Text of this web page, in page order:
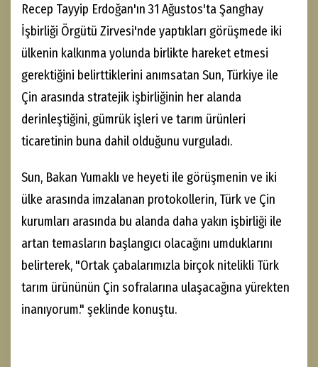
Recep Tayyip Erdoğan'ın 31 Ağustos'ta Şanghay
İşbirliği Örgütü Zirvesi'nde yaptıkları görüşmede iki
ülkenin kalkınma yolunda birlikte hareket etmesi
gerektiğini belirttiklerini anımsatan Sun, Türkiye ile
Çin arasında stratejik işbirliğinin her alanda
derinleştiğini, gümrük işleri ve tarım ürünleri
ticaretinin buna dahil olduğunu vurguladı.
Sun, Bakan Yumaklı ve heyeti ile görüşmenin ve iki
ülke arasında imzalanan protokollerin, Türk ve Çin
kurumları arasında bu alanda daha yakın işbirliği ile
artan temasların başlangıcı olacağını umduklarını
belirterek, "Ortak çabalarımızla birçok nitelikli Türk
tarım ürününün Çin sofralarına ulaşacağına yürekten
inanıyorum." şeklinde konuştu.